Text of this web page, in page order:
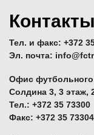
Контакты
Тел. и факс: +372
Эл. почта:
Офис футбольного
Солдина 3, 3 этаж,
Тел.: +372 35 73300
Факс: +372 35 73304